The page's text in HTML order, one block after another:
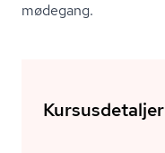
mødegang.
Kursusdetaljer